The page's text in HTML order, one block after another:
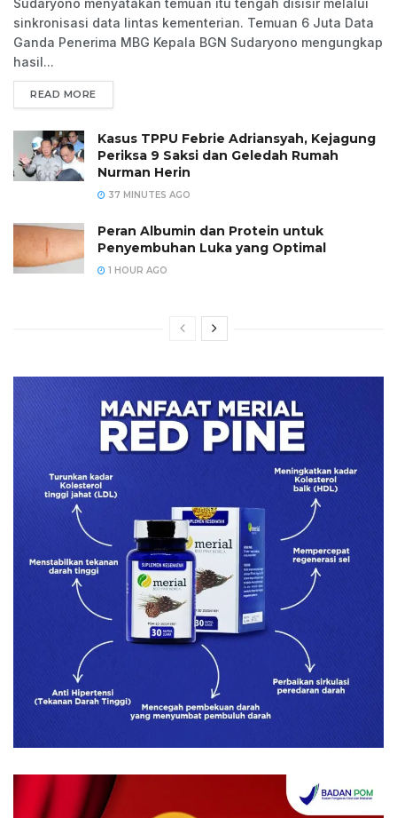
Sudaryono menyatakan temuan itu tengah disisir melalui
sinkronisasi data lintas kementerian. Temuan 6 Juta Data
Ganda Penerima MBG Kepala BGN Sudaryono mengungkap
hasil...
READ MORE
Kasus TPPU Febrie Adriansyah, Kejagung
Periksa 9 Saksi dan Geledah Rumah
Nurman Herin
37 MINUTES AGO
Peran Albumin dan Protein untuk
Penyembuhan Luka yang Optimal
1 HOUR AGO